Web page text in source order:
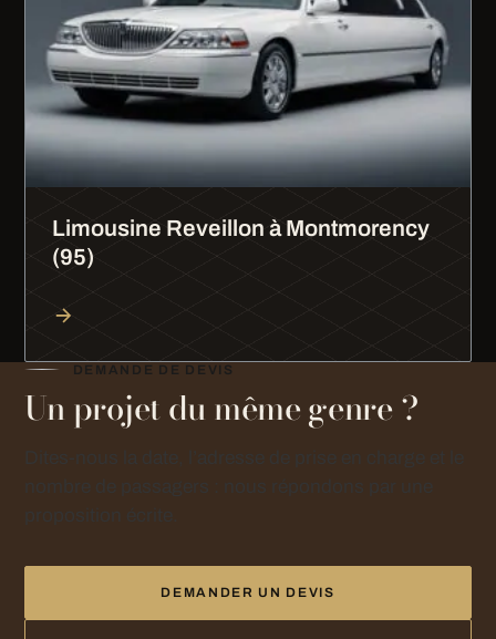
Limousine Reveillon à Montmorency
(95)
DEMANDE DE DEVIS
Un projet du même genre ?
DEMANDER UN DEVIS